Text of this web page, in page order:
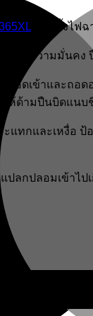
ที่ติดตั้งไฟฉ
ให้ความมั่นค
อดเข้าและถอ
ให้ด้ามปืนบิดแน
แทกและเหงื่อ
ปลกปลอมเข้าไ